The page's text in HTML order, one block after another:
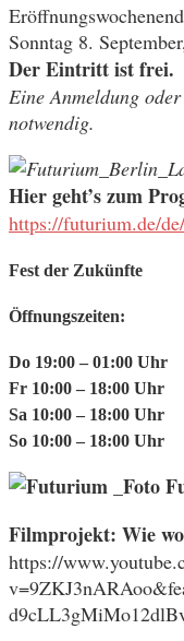
Sonntag 8.
Der Eintritt ist frei.
Eine Anmeldung
notwendig.
Hier geht’s zum
https://futurium.de/
Fest der Zukünfte
Öffnungszeiten:
Do 19:00 – 01:00 Uhr
Fr 10:00 – 18:00 Uhr
Sa 10:00 – 18:00 Uhr
So 10:00 – 18:00 Uhr
Filmprojekt: Wie
https://